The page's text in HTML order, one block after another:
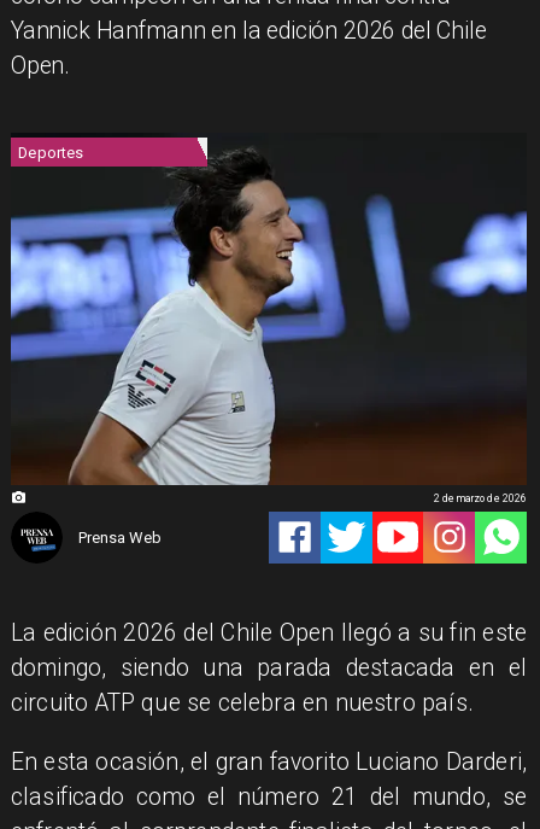
Yannick Hanfmann en la edición 2026 del Chile
Open.
Deportes
Prensa Web
2 de marzo de 2026
La edición 2026 del Chile Open llegó a su fin este
domingo, siendo una parada destacada en el
circuito ATP que se celebra en nuestro país.
En esta ocasión, el gran favorito Luciano Darderi,
clasificado como el número 21 del mundo, se